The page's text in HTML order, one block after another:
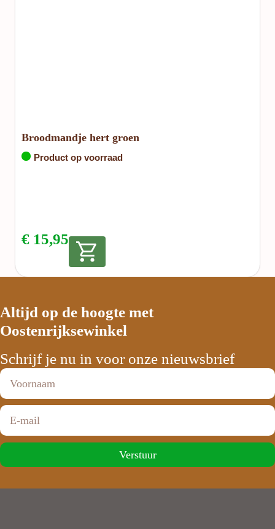
Broodmandje hert groen
Product op voorraad
€ 15,95
Altijd op de hoogte met
Oostenrijksewinkel
Schrijf je nu in voor onze nieuwsbrief
Verstuur